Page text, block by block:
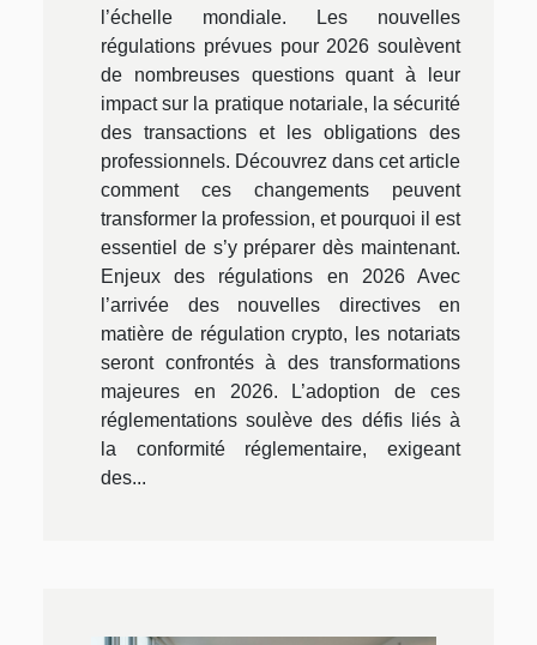
l’échelle mondiale. Les nouvelles
régulations prévues pour 2026 soulèvent
de nombreuses questions quant à leur
impact sur la pratique notariale, la sécurité
des transactions et les obligations des
professionnels. Découvrez dans cet article
comment ces changements peuvent
transformer la profession, et pourquoi il est
essentiel de s’y préparer dès maintenant.
Enjeux des régulations en 2026 Avec
l’arrivée des nouvelles directives en
matière de régulation crypto, les notariats
seront confrontés à des transformations
majeures en 2026. L’adoption de ces
réglementations soulève des défis liés à
la conformité réglementaire, exigeant
des...